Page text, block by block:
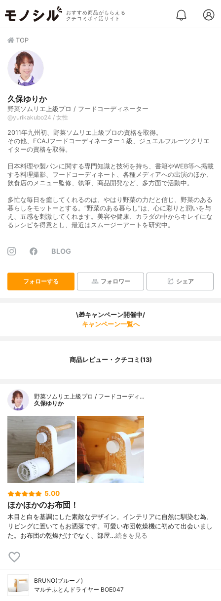
おすすめ商品がもらえる
クチコミポイ活サイト
TOP
久保ゆりか
野菜ソムリエ上級プロ / フードコーディネーター
@yurikakubo24 / 女性
2011年九州初、野菜ソムリエ上級プロの資格を取得。
その他、FCAJフードコーディネーター１級、ジュエルフルーツクリエ
イターの資格を取得。
日本料理や製パンに関する専門知識と技術を持ち、書籍やWEB等へ掲載
する料理撮影、フードコーディネート、各種メディアへの出演のほか、
飲食店のメニュー監修、執筆、商品開発など、多方面で活動中。
多忙な毎日を癒してくれるのは、やはり野菜の力だと信じ、野菜のある
暮らしをモットーとする。“野菜のある暮らし”は、心に彩りと潤いを与
え、五感を刺激してくれます。美容や健康、カラダの中からキレイにな
るレシピを得意とし、最近はスムージーアートを研究中。
BLOG
フォローする フォロワー シェア
\🎁キャンペーン開催中/
キャンペーン一覧へ
商品レビュー・クチコミ(13)
野菜ソムリエ上級プロ / フードコーディ…
久保ゆりか
5.00
ほかほかのお布団！
木目と白を基調にした素敵なデザイン。インテリアに自然に馴染む為、
リビングに置いてもお洒落です。可愛い布団乾燥機に初めて出会いまし
た。お布団の乾燥だけでなく、部屋…続きを見る
BRUNO(ブルーノ)
マルチふとんドライヤー BOE047